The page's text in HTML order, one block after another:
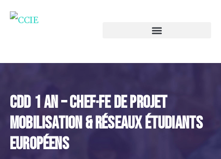
CDD 1 An – Chef·fe De Projet
Mobilisation & Réseaux Étudiants
Européens